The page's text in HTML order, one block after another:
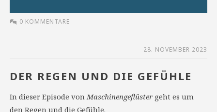
0 KOMMENTARE
28. NOVEMBER 2023
DER REGEN UND DIE GEFÜHLE
In dieser Episode vonMaschinengeflüster geht es um
den Regen und die Gefühle.